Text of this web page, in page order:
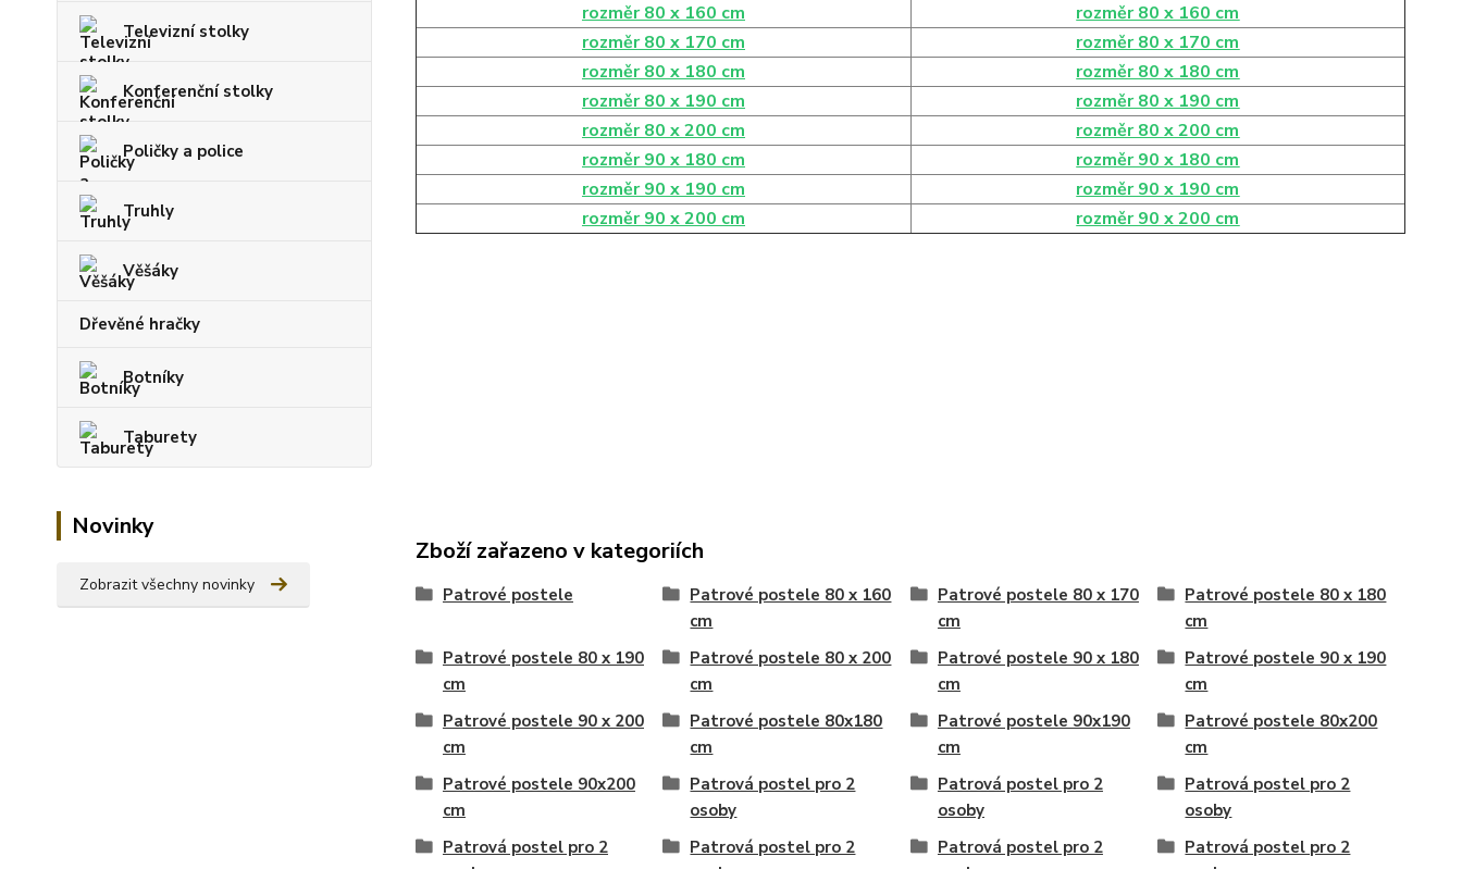
Televizní stolky
Konferenční stolky
Poličky a police
Truhly
Věšáky
Dřevěné hračky
Botníky
Taburety
Novinky
Zobrazit všechny novinky
rozměr 80 x 160 cm
rozměr 80 x 160 cm
rozměr 80 x 170 cm
rozměr 80 x 170 cm
rozměr 80 x 180 cm
rozměr 80 x 180 cm
rozměr 80 x 190 cm
rozměr 80 x 190 cm
rozměr 80 x 200 cm
rozměr 80 x 200 cm
rozměr 90 x 180 cm
rozměr 90 x 180 cm
rozměr 90 x 190 cm
rozměr 90 x 190 cm
rozměr 90 x 200 cm
rozměr 90 x 200 cm
Zboží zařazeno v kategoriích
Patrové postele
Patrové postele 80 x 160
cm
Patrové postele 80 x 170
cm
Patrové postele 80 x 180
cm
Patrové postele 80 x 190
cm
Patrové postele 80 x 200
cm
Patrové postele 90 x 180
cm
Patrové postele 90 x 190
cm
Patrové postele 90 x 200
cm
Patrové postele 80x180
cm
Patrové postele 90x190
cm
Patrové postele 80x200
cm
Patrové postele 90x200
cm
Patrová postel pro 2
osoby
Patrová postel pro 2
osoby
Patrová postel pro 2
osoby
Patrová postel pro 2
Patrová postel pro 2
Patrová postel pro 2
Patrová postel pro 2